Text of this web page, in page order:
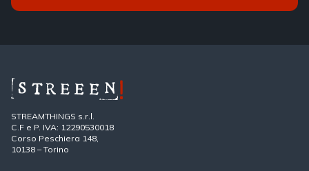
STREAMTHINGS s.r.l.
C.F e P. IVA: 12290530018
Corso Peschiera 148,
10138 – Torino